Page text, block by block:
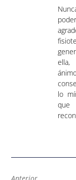
ella,
lo
que
Anterior